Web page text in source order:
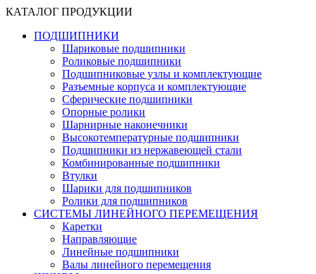
КАТАЛОГ ПРОДУКЦИИ
ПОДШИПНИКИ
Шариковые подшипники
Роликовые подшипники
Подшипниковые узлы и комплектующие
Разъемные корпуса и комплектующие
Сферические подшипники
Опорные ролики
Шарнирные наконечники
Высокотемпературные подшипники
Подшипники из нержавеющей стали
Комбинированные подшипники
Втулки
Шарики для подшипников
Ролики для подшипников
СИСТЕМЫ ЛИНЕЙНОГО ПЕРЕМЕЩЕНИЯ
Каретки
Направляющие
Линейные подшипники
Валы линейного перемещения